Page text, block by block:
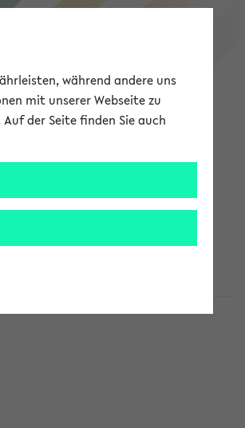
eKVV
während andere uns
mit unserer Webseite zu
der Seite finden Sie auch